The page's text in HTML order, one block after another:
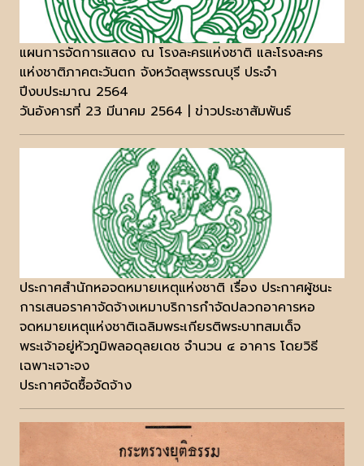
แผนการจัดการแสดง ณ โรงละครแห่งชาติ และโรงละคร
แห่งชาติภาคตะวันตก จังหวัดสุพรรณบุรี ประจำ
ปีงบประมาณ 2564
วันอังคารที่ 23 มีนาคม 2564 | ข่าวประชาสัมพันธ์
ประกาศสำนักหอจดหมายเหตุแห่งชาติ เรื่อง ประกาศผู้ชนะ
การเสนอราคาจัดจ้างเหมาบริการกำจัดปลวกอาคารหอ
จดหมายเหตุแห่งชาติเฉลิมพระเกียรติพระบาทสมเด็จ
พระเจ้าอยู่หัวภูมิพลอดุลยเดช จำนวน ๔ อาคาร โดยวิธี
เฉพาะเจาะจง
ประกาศจัดซื้อจัดจ้าง